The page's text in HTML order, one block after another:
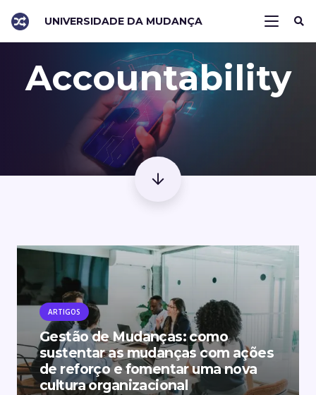
UNIVERSIDADE DA MUDANÇA
Accountability
ARTIGOS
Gestão de Mudanças: como
sustentar as mudanças com ações
de reforço e fomentar uma nova
cultura organizacional